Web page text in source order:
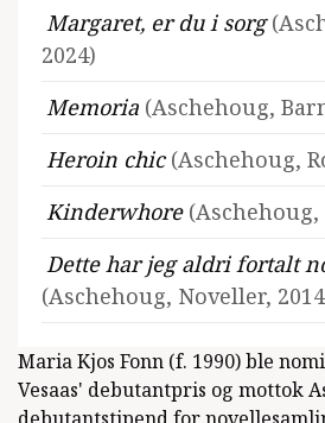
Margaret, er du i sorg
2024)
Memoria (Aschehoug,
Heroin chic(Aschehoug,
Kinderwhore (Aschehoug,
Dette har jeg aldri fortalt
(Aschehoug, Noveller,
Maria Kjos Fonn (f. 1990) ble
Vesaas' debutantpris og mottok